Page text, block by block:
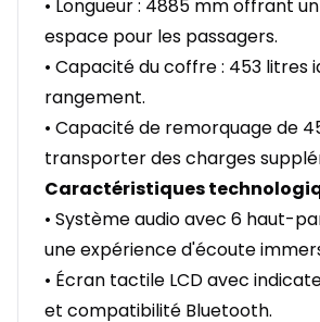
• Longueur : 4885 mm offrant
espace pour les passagers.
• Capacité du coffre : 453 litres
rangement.
• Capacité de remorquage de
transporter des charges
Caractéristiques
• Système audio avec 6 haut-
une expérience d'écoute
• Écran tactile LCD avec
et compatibilité Bluetooth.